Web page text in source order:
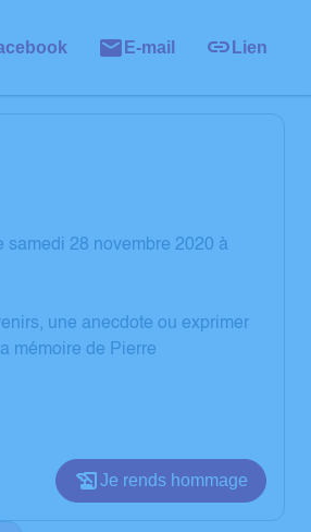
E-mail Lien
samedi 28 novembre 2020 à
une anecdote ou exprimer
mémoire de Pierre
Je rends hommage